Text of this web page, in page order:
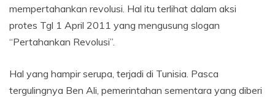
mempertahankan revolusi. Hal itu terlihat dalam aksi
protes Tgl 1 April 2011 yang mengusung slogan
“Pertahankan Revolusi”.
Hal yang hampir serupa, terjadi di Tunisia. Pasca
tergulingnya Ben Ali, pemerintahan sementara yang diberi